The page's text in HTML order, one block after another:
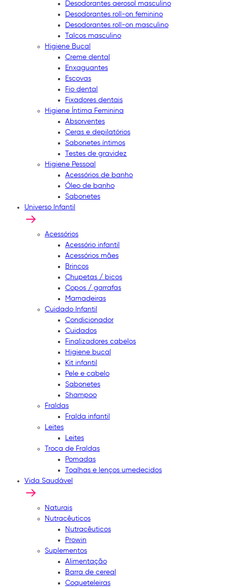
Desodorantes aerosol masculino
Desodorantes roll-on feminino
Desodorantes roll-on masculino
Talcos masculino
Higiene Bucal
Creme dental
Enxaguantes
Escovas
Fio dental
Fixadores dentais
Higiene Íntima Feminina
Absorventes
Ceras e depilatórios
Sabonetes íntimos
Testes de gravidez
Higiene Pessoal
Acessórios de banho
Óleo de banho
Sabonetes
Universo Infantil
Acessórios
Acessório infantil
Acessórios mães
Brincos
Chupetas / bicos
Copos / garrafas
Mamadeiras
Cuidado Infantil
Condicionador
Cuidados
Finalizadores cabelos
Higiene bucal
Kit infantil
Pele e cabelo
Sabonetes
Shampoo
Fraldas
Fralda infantil
Leites
Leites
Troca de Fraldas
Pomadas
Toalhas e lenços umedecidos
Vida Saudável
Naturais
Nutracêuticos
Nutracêuticos
Prowin
Suplementos
Alimentação
Barra de cereal
Coqueteleiras